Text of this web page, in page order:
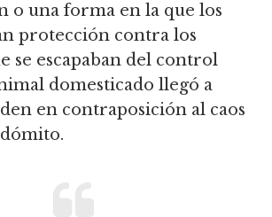
o una forma en la que los
protección contra los
se escapaban del control
domesticado llegó a
en contraposición al caos